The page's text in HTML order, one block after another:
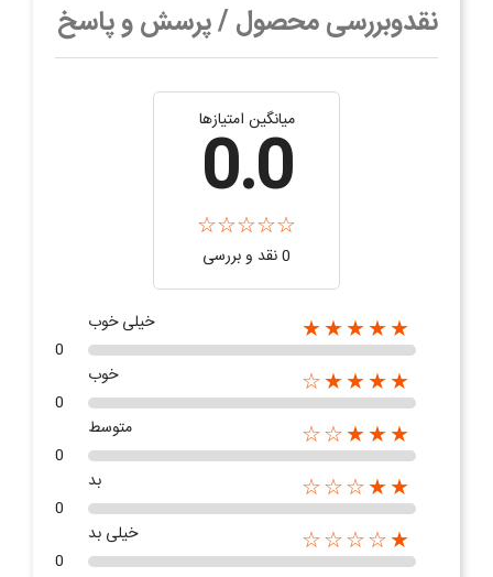
نقدوبررسی محصول / پرسش و پاسخ
میانگین امتیازها
0.0
0 نقد و بررسی
★★★★★
خیلی خوب
0
★★★★☆
خوب
0
★★★☆☆
متوسط
0
★★☆☆☆
بد
0
★☆☆☆☆
خیلی بد
0